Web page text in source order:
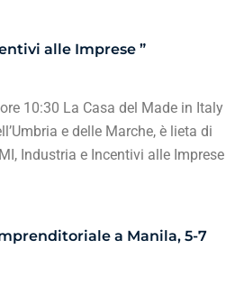
alle Imprese ”
10:30 La Casa del Made in Italy
e delle Marche, è lieta di
Industria e Incentivi alle Imprese
a Manila, 5-7